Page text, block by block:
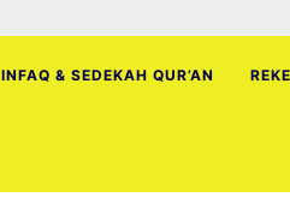
INFAQ & SEDEKAH QUR’AN